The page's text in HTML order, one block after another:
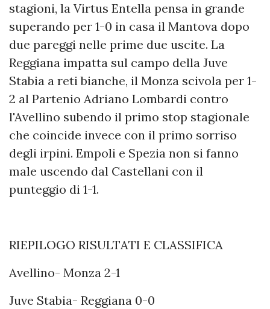
stagioni, la Virtus Entella pensa in grande
superando per 1-0 in casa il Mantova dopo
due pareggi nelle prime due uscite. La
Reggiana impatta sul campo della Juve
Stabia a reti bianche, il Monza scivola per 1-
2 al Partenio Adriano Lombardi contro
l'Avellino subendo il primo stop stagionale
che coincide invece con il primo sorriso
degli irpini. Empoli e Spezia non si fanno
male uscendo dal Castellani con il
punteggio di 1-1.
RIEPILOGO RISULTATI E CLASSIFICA
Avellino- Monza 2-1
Juve Stabia- Reggiana 0-0